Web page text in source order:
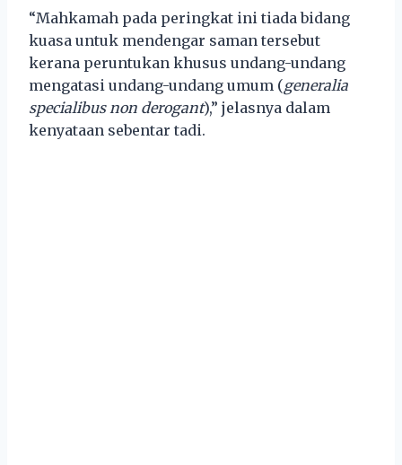
“Mahkamah pada peringkat ini tiada bidang
kuasa untuk mendengar saman tersebut
kerana peruntukan khusus undang-undang
mengatasi undang-undang umum (generalia
specialibus non derogant),” jelasnya dalam
kenyataan sebentar tadi.